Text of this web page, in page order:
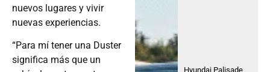
nuevos lugares y vivir
nuevas experiencias.
“Para mí tener una Duster
significa más que un
Hyundai Palisade